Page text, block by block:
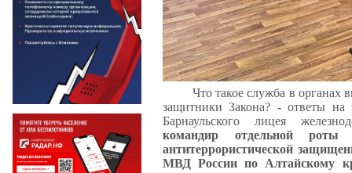
Что такое служба в органах
защитники Закона? - ответы
Барнаульского лицея
командир отдельной роты
антитеррористической
МВД России по Алтайскому